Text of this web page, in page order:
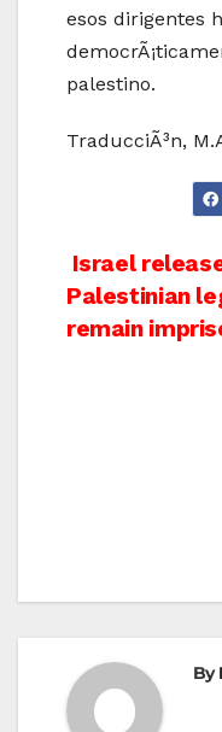
esos dirigentes
palestino.
TraducciÃ³n,
Post
Israel
Palestinian
remain
By